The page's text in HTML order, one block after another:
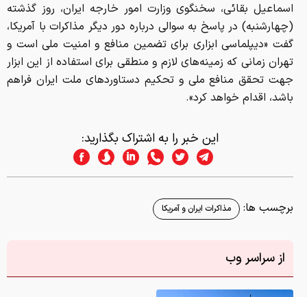
اسماعیل بقائی، سخنگوی وزارت امور خارجه ایران، روز گذشته
(چهارشنبه) در پاسخ به سوالی درباره دور دیگر مذاکرات با آمریکا،
گفت «دیپلماسی ابزاری برای تضمین منافع و امنیت ملی است و
تهران زمانی که زمینه‌های لازم و منطقی برای استفاده از این ابزار
جهت تحقق منافع ملی و تحکیم دستاوردهای ملت ایران فراهم
باشد، اقدام خواهد کرد».
این خبر را به اشتراک بگذارید:
برچسب ها: مذاکرات ایران و آمریکا
از سراسر وب